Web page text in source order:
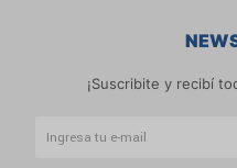
¡Suscribite y recibí